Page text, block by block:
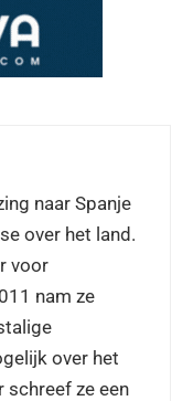
naar Spanje
over het land.
voor
nam ze
over het
schreef ze een